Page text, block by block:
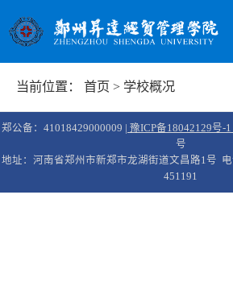
当前位置： 首页 > 学校概况
郑公备：41018429000009 | 豫ICP备18042129号-1
号
地址：河南省郑州市新郑市龙湖街道文昌路1号 电
451191